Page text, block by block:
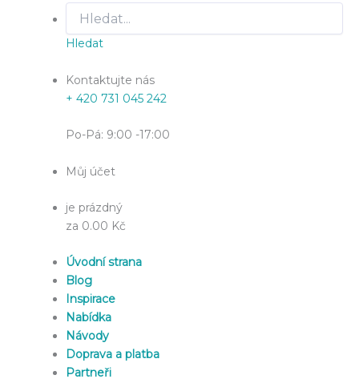
Hledat
Kontaktujte nás
+ 420 731 045 242
Po-Pá: 9:00 -17:00
Můj účet
je prázdný
za 0.00 Kč
Úvodní strana
Blog
Inspirace
Nabídka
Návody
Doprava a platba
Partneři